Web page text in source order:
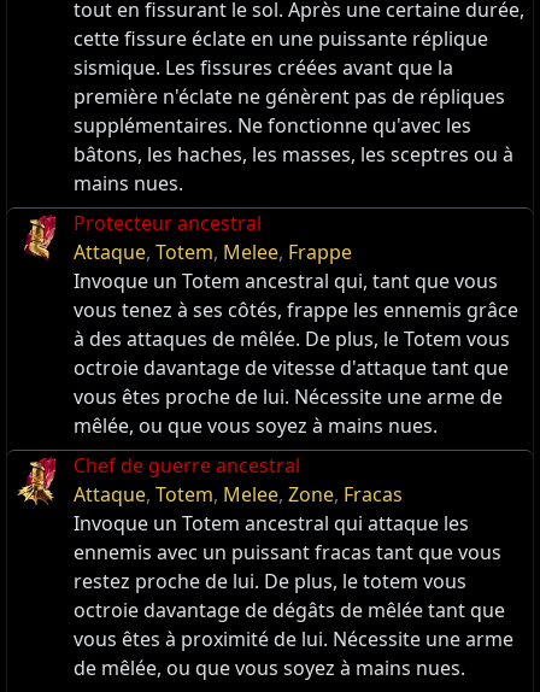
tout en fissurant le sol. Après une certaine durée,
cette fissure éclate en une puissante réplique
sismique. Les fissures créées avant que la
première n'éclate ne génèrent pas de répliques
supplémentaires. Ne fonctionne qu'avec les
bâtons, les haches, les masses, les sceptres ou à
mains nues.
Protecteur ancestral
Attaque, Totem, Melee, Frappe
Invoque un Totem ancestral qui, tant que vous
vous tenez à ses côtés, frappe les ennemis grâce
à des attaques de mêlée. De plus, le Totem vous
octroie davantage de vitesse d'attaque tant que
vous êtes proche de lui. Nécessite une arme de
mêlée, ou que vous soyez à mains nues.
Chef de guerre ancestral
Attaque, Totem, Melee, Zone, Fracas
Invoque un Totem ancestral qui attaque les
ennemis avec un puissant fracas tant que vous
restez proche de lui. De plus, le totem vous
octroie davantage de dégâts de mêlée tant que
vous êtes à proximité de lui. Nécessite une arme
de mêlée, ou que vous soyez à mains nues.